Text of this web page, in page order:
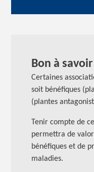
Bon à savoir
Certaines
soit bénéfiques
(plantes
Tenir compte de
permettra de
bénéfiques et de
maladies.